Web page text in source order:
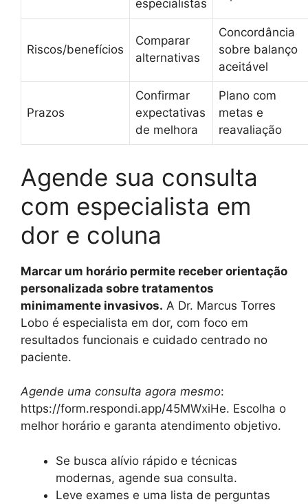
especialistas
Riscos/benefícios
Comparar
alternativas
Concordância
sobre balanço
aceitável
Prazos
Confirmar
expectativas
de melhora
Plano com
metas e
reavaliação
Agende sua consulta
com especialista em
dor e coluna
Marcar um horário permite receber orientação
personalizada sobre tratamentos
minimamente invasivos. A Dr. Marcus Torres
Lobo é especialista em dor, com foco em
resultados funcionais e cuidado centrado no
paciente.
Agende uma consulta agora mesmo:
https://form.respondi.app/45MWxiHe. Escolha o
melhor horário e garanta atendimento objetivo.
Se busca alívio rápido e técnicas
modernas, agende sua consulta.
Leve exames e uma lista de perguntas